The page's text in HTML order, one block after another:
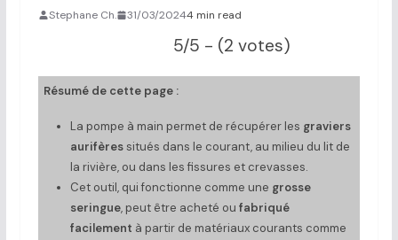
Stephane Ch. 31/03/20244 min read
5/5 - (2 votes)
Résumé de cette page :
La pompe à main permet de récupérer les graviers
aurifèressitués dans le courant, au milieu du lit de
la rivière, ou dans les fissures et crevasses.
Cet outil, qui fonctionne comme une grosse
seringue, peut être acheté oufabriqué
facilement à partir de matériaux courants comme